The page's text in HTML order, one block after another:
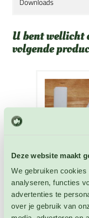
Deze website maakt
We gebruiken
analyseren, functies
advertenties te
over je gebruik van
U bent wellicht
volgende